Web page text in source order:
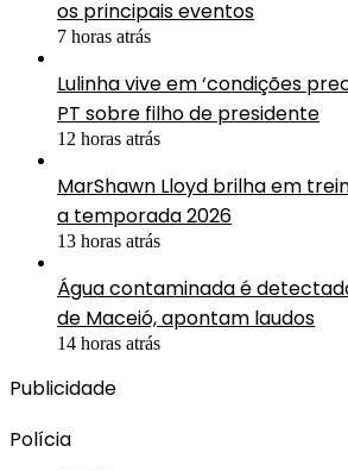
os principais eventos
7 horas atrás
Lulinha vive em ‘condições
PT sobre filho de presidente
12 horas atrás
MarShawn Lloyd brilha em
a temporada 2026
13 horas atrás
Água contaminada é
de Maceió, apontam laudos
14 horas atrás
Publicidade
Polícia